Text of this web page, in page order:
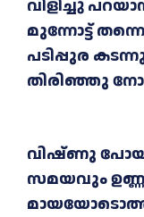
വിളിച്ചു
മുന്നോട്ട്
പടിപ്പുര
തിരിഞ്ഞു
വിഷ്ണു
സമയവും